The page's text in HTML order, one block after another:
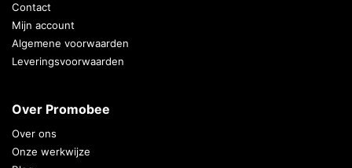
Contact
Mijn account
Algemene voorwaarden
Leveringsvoorwaarden
Over Promobee
Over ons
Onze werkwijze